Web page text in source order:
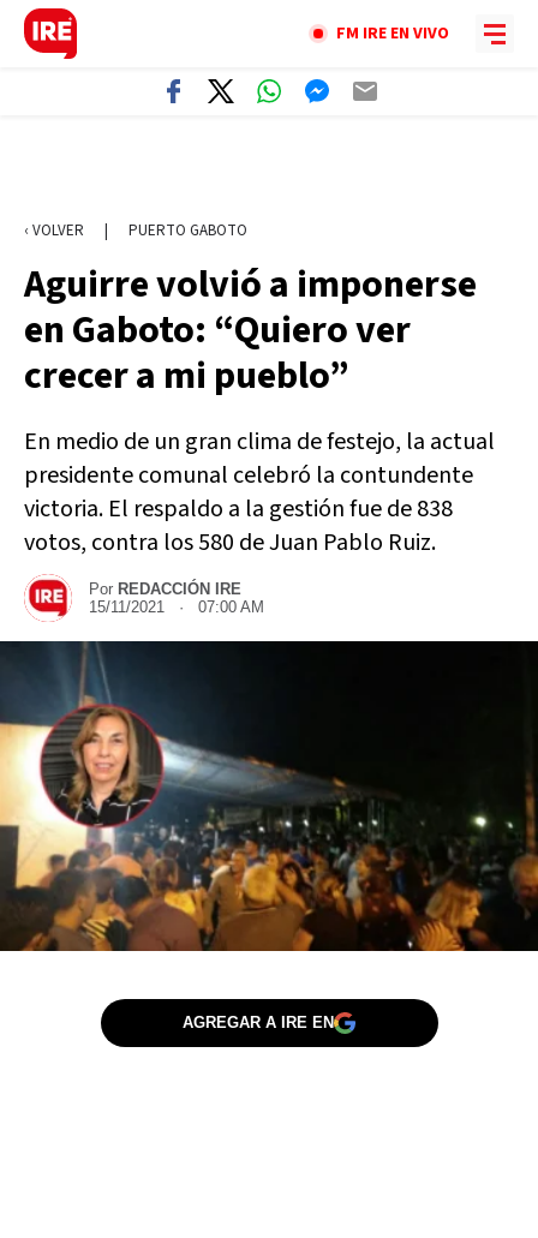
FM IRE EN VIVO
‹ VOLVER | PUERTO GABOTO
Aguirre volvió a imponerse
en Gaboto: “Quiero ver
crecer a mi pueblo”
En medio de un gran clima de festejo, la actual
presidente comunal celebró la contundente
victoria. El respaldo a la gestión fue de 838
votos, contra los 580 de Juan Pablo Ruiz.
Por REDACCIÓN IRE
15/11/2021 · 07:00 AM
AGREGAR A IRE EN